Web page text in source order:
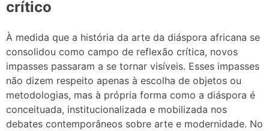
crítico
À medida que a história da arte da diáspora africana se
consolidou como campo de reflexão crítica, novos
impasses passaram a se tornar visíveis. Esses impasses
não dizem respeito apenas à escolha de objetos ou
metodologias, mas à própria forma como a diáspora é
conceituada, institucionalizada e mobilizada nos
debates contemporâneos sobre arte e modernidade. No